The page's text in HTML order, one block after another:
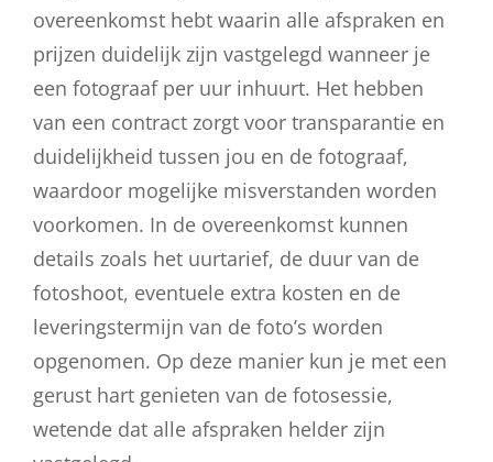
overeenkomst hebt waarin alle afspraken en
prijzen duidelijk zijn vastgelegd wanneer je
een fotograaf per uur inhuurt. Het hebben
van een contract zorgt voor transparantie en
duidelijkheid tussen jou en de fotograaf,
waardoor mogelijke misverstanden worden
voorkomen. In de overeenkomst kunnen
details zoals het uurtarief, de duur van de
fotoshoot, eventuele extra kosten en de
leveringstermijn van de foto’s worden
opgenomen. Op deze manier kun je met een
gerust hart genieten van de fotosessie,
wetende dat alle afspraken helder zijn